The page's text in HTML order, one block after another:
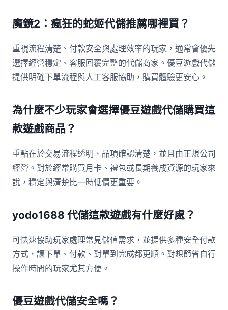
魔鏡2：瘋狂的蛇姬代儲推薦哪裡買？
重視流程清楚、付款安全與處理效率的玩家，通常會優先
選擇經營穩定、客服回覆完整的代儲商家。優豆遊戲代儲
提供明確下單流程與人工客服協助，購買體驗更安心。
為什麼不少玩家會選擇優豆遊戲代儲購買這
款遊戲商品？
重點在於交易流程透明、品項確認清楚，並且由正規公司
經營。對於經常購買月卡、禮包或長期養成資源的玩家來
說，穩定與清楚比一時低價更重要。
yodo1688 代儲這款遊戲有什麼好處？
可快速協助玩家處理常見儲值需求，並提供多種安全付款
方式，讓下單、付款、對單到完成都更順。對想節省自行
操作時間的玩家尤其方便。
優豆遊戲代儲安全嗎？